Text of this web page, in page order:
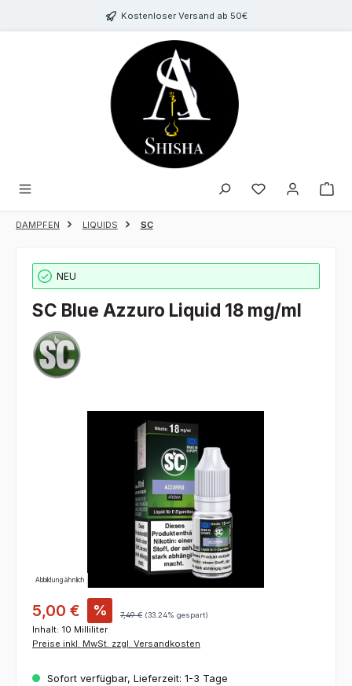
Zum Hauptinhalt springenKostenloser Versand ab 50€
Du hast 0
DAMPFEN LIQUIDS SC
NEU
SC Blue Azzuro Liquid 18 mg/ml
Bildergalerie überspringen
Abbildung ähnlich
5,00 € % 7,49 € (33.24% gespart)
Inhalt: 10 Milliliter
Preise inkl. MwSt. zzgl. Versandkosten
Sofort verfügbar, Lieferzeit: 1-3 Tage